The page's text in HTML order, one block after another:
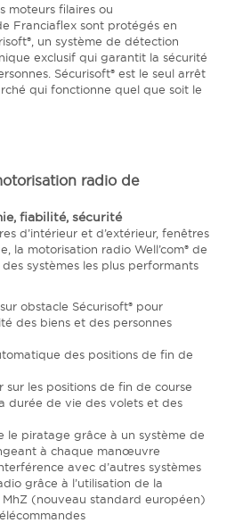
moteurs filaires ou
Franciaflex sont protégés en
un système de détection
exclusif qui garantit la sécurité
Sécurisoft® est le seul arrêt
qui fonctionne quel que soit le
radio de
fiabilité, sécurité
d’intérieur et d’extérieur, fenêtres
la motorisation radio Well’com® de
des systèmes les plus performants
obstacle Sécurisoft® pour
des biens et des personnes
des positions de fin de
sur les positions de fin de course
durée de vie des volets et des
le piratage grâce à un système de
à chaque manœuvre
avec d’autres systèmes
grâce à l’utilisation de la
(nouveau standard européen)